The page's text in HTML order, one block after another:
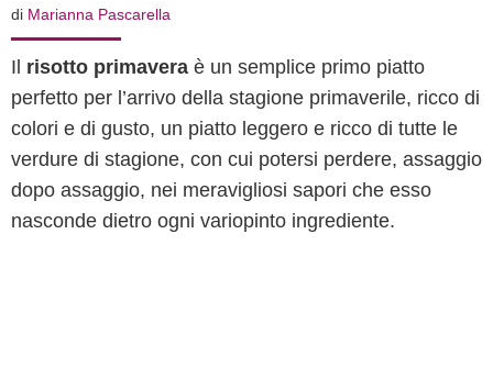
di Marianna Pascarella
Il risotto primavera è un semplice primo piatto
perfetto per l’arrivo della stagione primaverile, ricco di
colori e di gusto, un piatto leggero e ricco di tutte le
verdure di stagione, con cui potersi perdere, assaggio
dopo assaggio, nei meravigliosi sapori che esso
nasconde dietro ogni variopinto ingrediente.